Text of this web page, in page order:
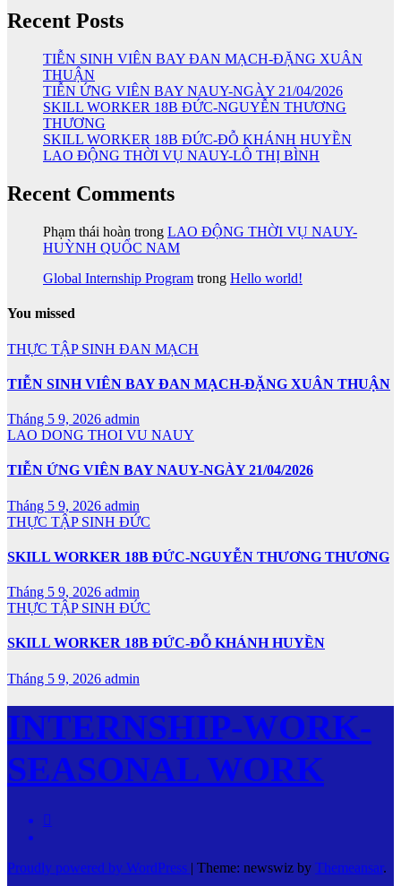
Recent Posts
TIỄN SINH VIÊN BAY ĐAN MẠCH-ĐẶNG XUÂN
THUẬN
TIỄN ỨNG VIÊN BAY NAUY-NGÀY 21/04/2026
SKILL WORKER 18B ĐỨC-NGUYỄN THƯƠNG
THƯƠNG
SKILL WORKER 18B ĐỨC-ĐỖ KHÁNH HUYỀN
LAO ĐỘNG THỜI VỤ NAUY-LÔ THỊ BÌNH
Recent Comments
Phạm thái hoàn trong LAO ĐỘNG THỜI VỤ NAUY-
HUỲNH QUỐC NAM
Global Internship Program trong Hello world!
You missed
THỰC TẬP SINH ĐAN MẠCH
TIỄN SINH VIÊN BAY ĐAN MẠCH-ĐẶNG XUÂN THUẬN
Tháng 5 9, 2026 admin
LAO DONG THOI VU NAUY
TIỄN ỨNG VIÊN BAY NAUY-NGÀY 21/04/2026
Tháng 5 9, 2026 admin
THỰC TẬP SINH ĐỨC
SKILL WORKER 18B ĐỨC-NGUYỄN THƯƠNG THƯƠNG
Tháng 5 9, 2026 admin
THỰC TẬP SINH ĐỨC
SKILL WORKER 18B ĐỨC-ĐỖ KHÁNH HUYỀN
Tháng 5 9, 2026 admin
INTERNSHIP-WORK-
SEASONAL WORK
Proudly powered by WordPress | Theme: newswiz by Themeansar.